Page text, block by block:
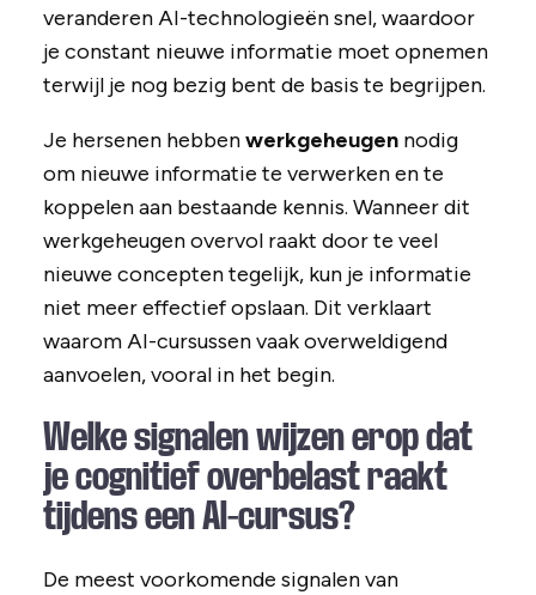
veranderen AI-technologieën snel, waardoor
je constant nieuwe informatie moet opnemen
terwijl je nog bezig bent de basis te begrijpen.
Je hersenen hebbenwerkgeheugennodig
om nieuwe informatie te verwerken en te
koppelen aan bestaande kennis. Wanneer dit
werkgeheugen overvol raakt door te veel
nieuwe concepten tegelijk, kun je informatie
niet meer effectief opslaan. Dit verklaart
waarom AI-cursussen vaak overweldigend
aanvoelen, vooral in het begin.
Welke signalen wijzen erop dat
je cognitief overbelast raakt
tijdens een AI-cursus?
De meest voorkomende signalen van